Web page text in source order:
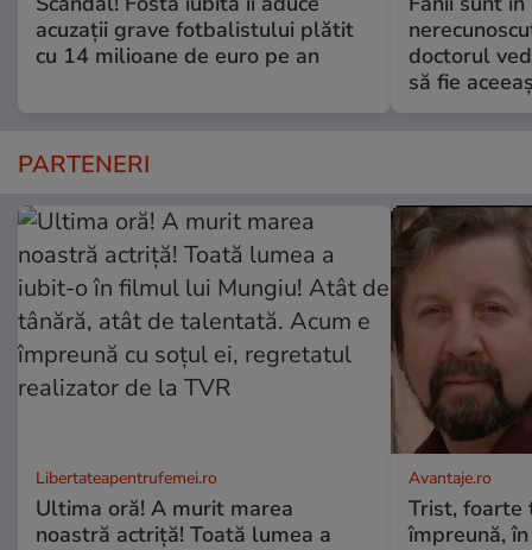
acuzații grave fotbalistului plătit
cu 14 milioane de euro pe an
doctorul
să fie
PARTENERI
Libertateapentrufemei.ro
Ultima oră! A murit marea
noastră actriță! Toată lumea a
Avantaje.ro
Trist, foarte
împreună,